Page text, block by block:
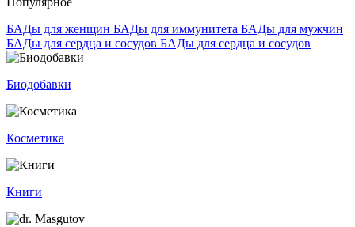
БАДы для женщин БАДы для иммунитета БАДы для мужчин
БАДы для сердца и сосудов БАДы для сердца и сосудов
Биодобавки
Косметика
Книги